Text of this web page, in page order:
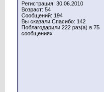
Регистрация: 30.06.2010
Возраст: 54
Сообщений: 194
Вы сказали Спасибо: 142
Поблагодарили 222 раз(а) в 75
сообщениях